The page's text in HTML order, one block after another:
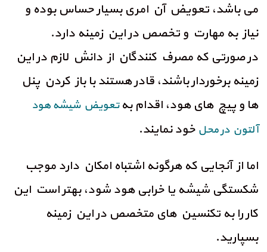
می باشد، تعویض آن امری بسیار حساس بوده و
نیاز به مهارت و تخصص در این زمینه دارد.
در صورتی که مصرف کنندگان از دانش لازم در این
زمینه برخوردار باشند، قادر هستند با باز کردن پنل
ها و پیچ های هود، اقدام بهتعویض شیشه هود
آلتون در محل خود نمایند.
اما از آنجایی که هرگونه اشتباه امکان دارد موجب
شکستگی شیشه یا خرابی هود شود، بهتر است این
کار را به تکنسین های متخصص در این زمینه
بسپارید.